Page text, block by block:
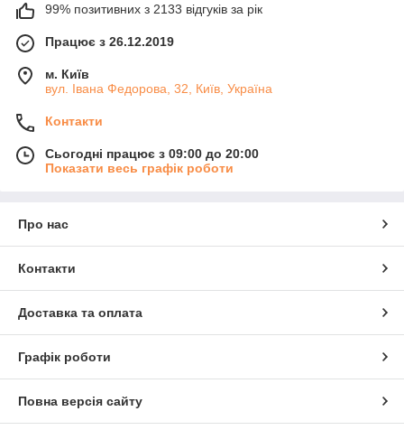
99% позитивних з 2133 відгуків за рік
Працює з 26.12.2019
м. Київ
вул. Івана Федорова, 32, Київ, Україна
Контакти
Сьогодні працює з 09:00 до 20:00
Показати весь графік роботи
Про нас
Контакти
Доставка та оплата
Графік роботи
Повна версія сайту